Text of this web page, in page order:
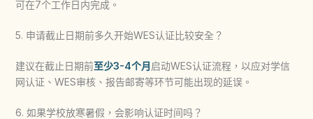
可在7个工作日内完成。
5. 申请截止日期前多久开始WES认证比较安全？
建议在截止日期前至少3-4个月启动WES认证流程，以应对学信
网认证、WES审核、报告邮寄等环节可能出现的延误。
6. 如果学校放寒暑假，会影响认证时间吗？